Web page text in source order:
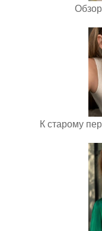
К старому